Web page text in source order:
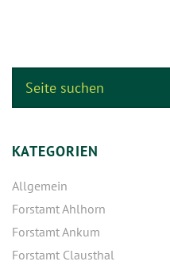
KATEGORIEN
Allgemein
Forstamt Ahlhorn
Forstamt Ankum
Forstamt Clausthal